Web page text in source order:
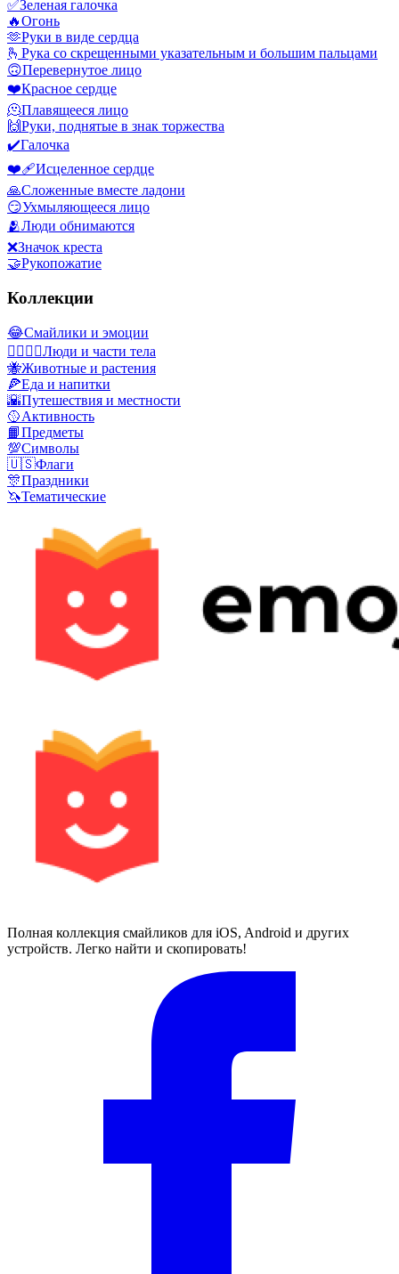
✅Зеленая галочка
🔥Огонь
🫶Руки в виде сердца
🫰 Рука со скрещенными указательным и большим пальцами
🙃Перевернутое лицо
❤️Красное сердце
🫠Плавящееся лицо
🙌Руки, поднятые в знак торжества
✔️Галочка
❤️‍🩹Исцеленное сердце
🙏Сложенные вместе ладони
😏Ухмыляющееся лицо
🫂Люди обнимаются
❌Значок креста
🤝Рукопожатие
Коллекции
😂Смайлики и эмоции
👩‍❤️‍💋‍👨Люди и части тела
🐝Животные и растения
🍕Еда и напитки
🌇Путешествия и местности
🥎Активность
📙Предметы
💯Символы
🇺🇸Флаги
🎊Праздники
🦄Тематические
Полная коллекция смайликов для iOS, Android и других
устройств. Легко найти и скопировать!